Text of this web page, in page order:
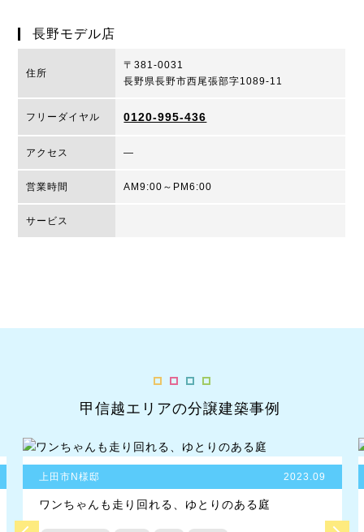
長野モデル店
住所
〒381-0031
長野県長野市西尾張部字1089-11
フリーダイヤル 0120-995-436
アクセス ―
営業時間 AM9:00～PM6:00
サービス
甲信越エリアの分譲建築事例
上田市N様邸 2023.09
ワンちゃんも走り回れる、ゆとりのある庭